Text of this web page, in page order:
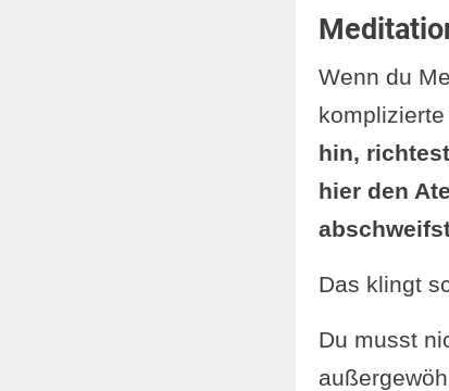
3.
5.
6.
Wenn du
hin,
hier den
Das klingt
Du musst